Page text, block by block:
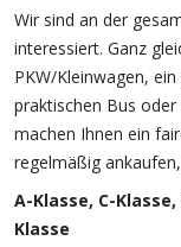
Wir sind an der
interessiert. Ganz
PKW/Kleinwagen,
praktischen Bus
machen Ihnen ein
regelmäßig
A-Klasse, C-Klasse,
Klasse